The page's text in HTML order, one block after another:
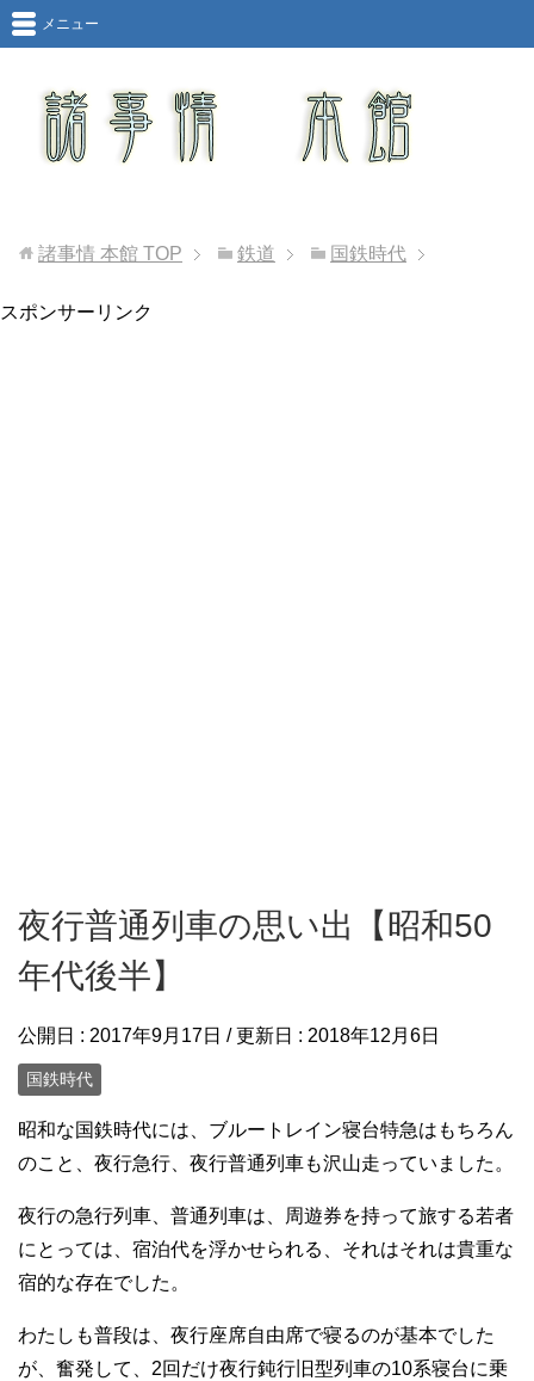
メニュー
諸事情 本館 TOP 鉄道 国鉄時代
スポンサーリンク
夜行普通列車の思い出【昭和50
年代後半】
公開日 : 2017年9月17日 / 更新日 : 2018年12月6日
国鉄時代
昭和な国鉄時代には、ブルートレイン寝台特急はもちろん
のこと、夜行急行、夜行普通列車も沢山走っていました。
夜行の急行列車、普通列車は、周遊券を持って旅する若者
にとっては、宿泊代を浮かせられる、それはそれは貴重な
宿的な存在でした。
わたしも普段は、夜行座席自由席で寝るのが基本でした
が、奮発して、2回だけ夜行鈍行旧型列車の10系寝台に乗